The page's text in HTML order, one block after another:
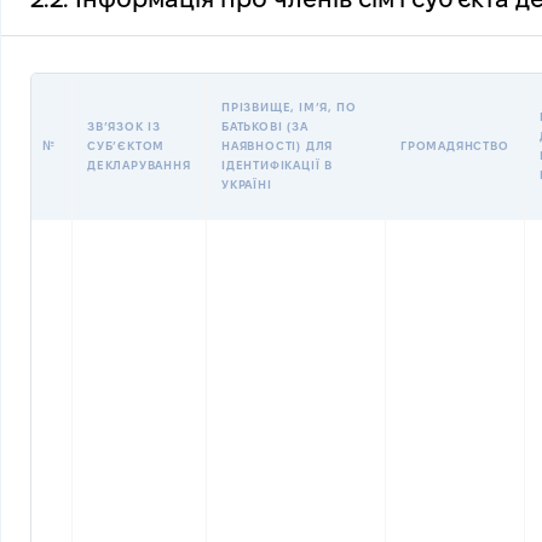
№
ЗВʼЯЗОК ІЗ
СУБʼЄКТОМ
ДЕКЛАРУВАННЯ
ПРІЗВИЩЕ, ІМʼЯ, ПО
БАТЬКОВІ (ЗА
НАЯВНОСТІ) ДЛЯ
ІДЕНТИФІКАЦІЇ В
УКРАЇНІ
ГРОМАДЯНСТВО